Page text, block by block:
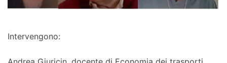
Intervengono: